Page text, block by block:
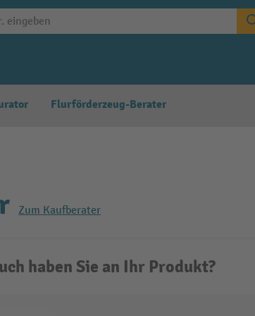
Flurförderzeug-Berater
Zum Kaufberater
haben Sie an Ihr Produkt?